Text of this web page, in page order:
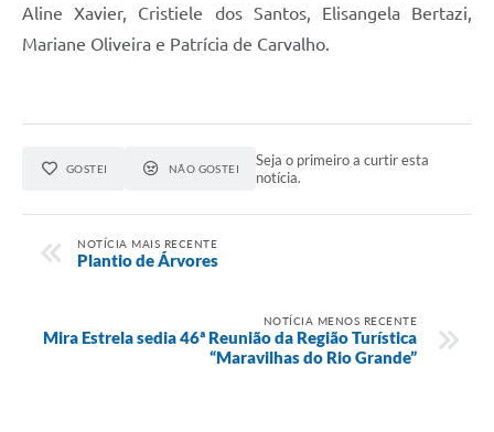
Aline Xavier, Cristiele dos Santos, Elisangela Bertazi,
Mariane Oliveira e Patrícia de Carvalho.
GOSTEI NÃO GOSTEI
Seja o primeiro a curtir esta
notícia.
NOTÍCIA MAIS RECENTE
Plantio de Árvores
NOTÍCIA MENOS RECENTE
Mira Estrela sedia 46ª Reunião da Região Turística
“Maravilhas do Rio Grande”